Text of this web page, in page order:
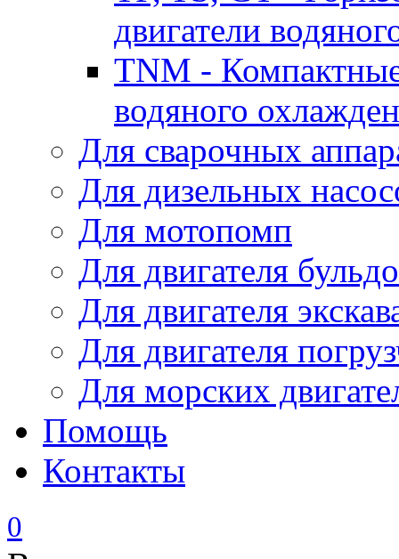
двигатели
TNM -
водяного
Для сварочных
Для дизельных
Для мотопомп
Для двигателя
Для двигателя
Для двигателя
Для морских
Помощь
Контакты
0